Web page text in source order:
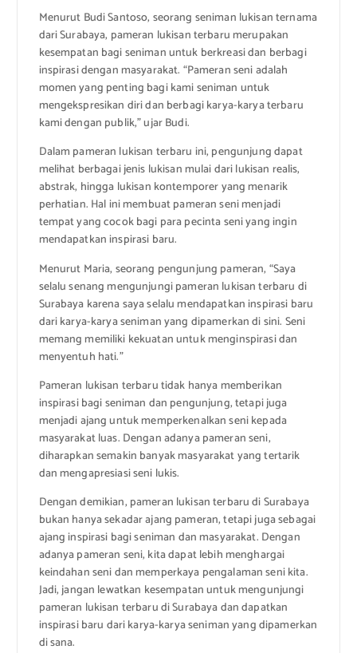
Menurut Budi Santoso, seorang seniman lukisan ternama
dari Surabaya, pameran lukisan terbaru merupakan
kesempatan bagi seniman untuk berkreasi dan berbagi
inspirasi dengan masyarakat. “Pameran seni adalah
momen yang penting bagi kami seniman untuk
mengekspresikan diri dan berbagi karya-karya terbaru
kami dengan publik,” ujar Budi.
Dalam pameran lukisan terbaru ini, pengunjung dapat
melihat berbagai jenis lukisan mulai dari lukisan realis,
abstrak, hingga lukisan kontemporer yang menarik
perhatian. Hal ini membuat pameran seni menjadi
tempat yang cocok bagi para pecinta seni yang ingin
mendapatkan inspirasi baru.
Menurut Maria, seorang pengunjung pameran, “Saya
selalu senang mengunjungi pameran lukisan terbaru di
Surabaya karena saya selalu mendapatkan inspirasi baru
dari karya-karya seniman yang dipamerkan di sini. Seni
memang memiliki kekuatan untuk menginspirasi dan
menyentuh hati.”
Pameran lukisan terbaru tidak hanya memberikan
inspirasi bagi seniman dan pengunjung, tetapi juga
menjadi ajang untuk memperkenalkan seni kepada
masyarakat luas. Dengan adanya pameran seni,
diharapkan semakin banyak masyarakat yang tertarik
dan mengapresiasi seni lukis.
Dengan demikian, pameran lukisan terbaru di Surabaya
bukan hanya sekadar ajang pameran, tetapi juga sebagai
ajang inspirasi bagi seniman dan masyarakat. Dengan
adanya pameran seni, kita dapat lebih menghargai
keindahan seni dan memperkaya pengalaman seni kita.
Jadi, jangan lewatkan kesempatan untuk mengunjungi
pameran lukisan terbaru di Surabaya dan dapatkan
inspirasi baru dari karya-karya seniman yang dipamerkan
di sana.